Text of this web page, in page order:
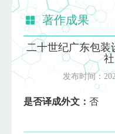
著作成果
二十世纪广东包装
发布时间：
是否译成外文： 否